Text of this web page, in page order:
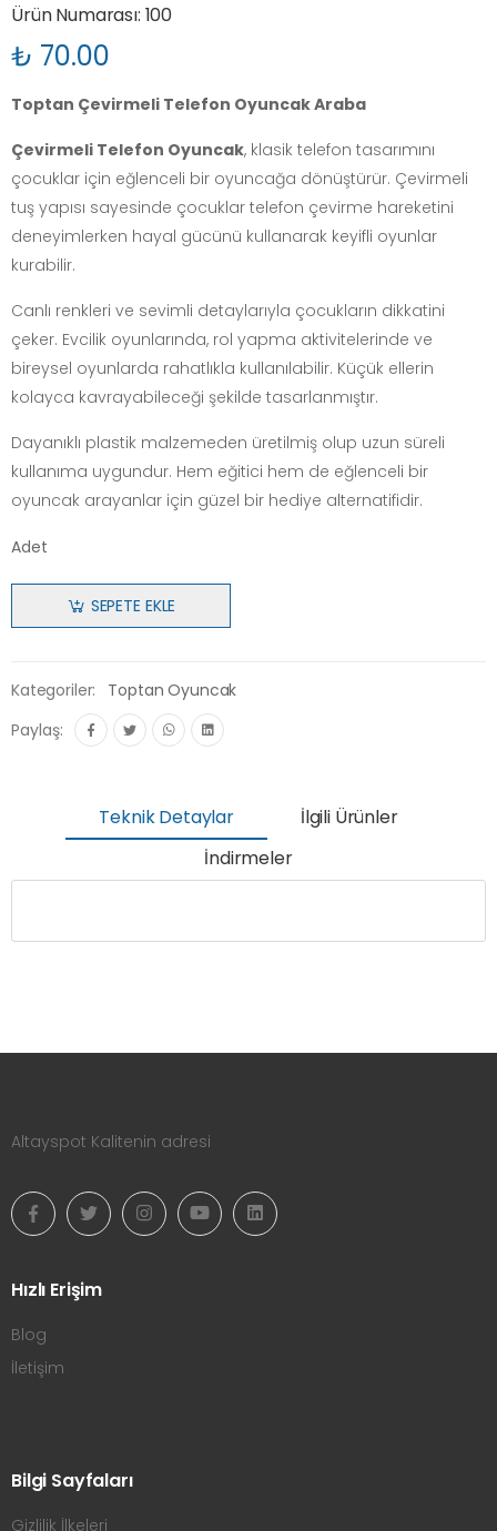
Ürün Numarası: 100
₺ 70.00
Toptan Çevirmeli Telefon Oyuncak Araba
Çevirmeli Telefon Oyuncak, klasik telefon tasarımını
çocuklar için eğlenceli bir oyuncağa dönüştürür. Çevirmeli
tuş yapısı sayesinde çocuklar telefon çevirme hareketini
deneyimlerken hayal gücünü kullanarak keyifli oyunlar
kurabilir.
Canlı renkleri ve sevimli detaylarıyla çocukların dikkatini
çeker. Evcilik oyunlarında, rol yapma aktivitelerinde ve
bireysel oyunlarda rahatlıkla kullanılabilir. Küçük ellerin
kolayca kavrayabileceği şekilde tasarlanmıştır.
Dayanıklı plastik malzemeden üretilmiş olup uzun süreli
kullanıma uygundur. Hem eğitici hem de eğlenceli bir
oyuncak arayanlar için güzel bir hediye alternatifidir.
Adet
SEPETE EKLE
Kategoriler:
Toptan Oyuncak
Paylaş:
Teknik Detaylar
İlgili Ürünler
İndirmeler
Altayspot Kalitenin adresi
Hızlı Erişim
Blog
İletişim
Bilgi Sayfaları
Gizlilik İlkeleri